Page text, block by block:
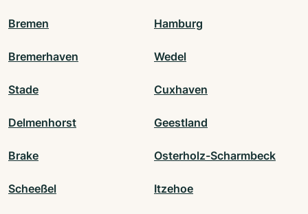
Bremen Hamburg
Bremerhaven Wedel
Stade Cuxhaven
Delmenhorst Geestland
Brake Osterholz-Scharmbeck
Scheeßel Itzehoe